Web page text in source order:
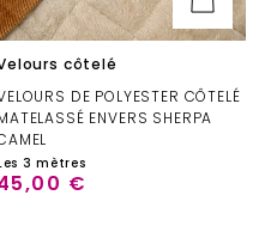
côtelé
DE POLYESTER CÔTELÉ
ENVERS SHERPA
3 mètres
€